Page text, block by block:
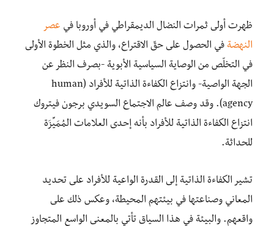
ظهرت أولى ثمرات النضال الديمقراطي في أوروبا في عصر
النهضة في الحصول على حقّ الاقتراع، والذي مثل الخطوة الأولى
في التخلّص من الوصاية السياسية الأبوية -بصرف النظر عن
الجهة الواصية- وانتزاع الكفاءة الذاتية للأفراد (human
agency). وقد وصف عالم الاجتماع السويدي برجون فيتروك
انتزاع الكفاءة الذاتية للأفراد بأنه إحدى العلامات المُمَيِّزَة
للحداثة.
تشير الكفاءة الذاتية إلى القدرة الواعية للأفراد على تحديد
المعاني وصناعتها في بيئتهم المحيطة، وعكس ذلك على
واقعهم. والبيئة في هذا السياق تأتي بالمعنى الواسع المتجاوز